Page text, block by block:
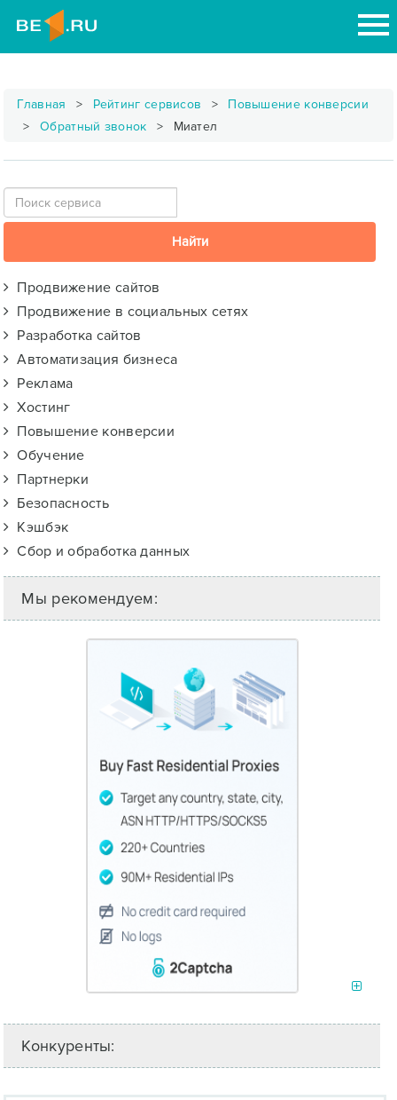
Главная Рейтинг сервисов
Повышение конверсии
Обратный звонок
Миател
Продвижение сайтов
Продвижение в социальных сетях
Разработка сайтов
Автоматизация бизнеса
Реклама
Хостинг
Повышение конверсии
Обучение
Партнерки
Безопасность
Кэшбэк
Сбор и обработка данных
Мы рекомендуем:
Конкуренты: